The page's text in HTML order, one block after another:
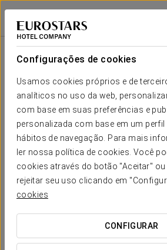
Configurações de cookies
Usamos cookies próprios e de
analíticos no uso da web,
com base em suas preferências e
personalizada com base em um
hábitos de navegação. Para mais
ler nossa política de cookies. Você
cookies através do botão "Aceitar"
rejeitar seu uso clicando em
cookies
CONFIGURAR
Exe Cities Reforma
CIDADE DO MÉXICO, CDMX
Seu evento
SOLICITAR
Sala
SALA
TOKYO
2
x m
altura
30 50 30
YORK
91 m2
x m
altura
70 130 90